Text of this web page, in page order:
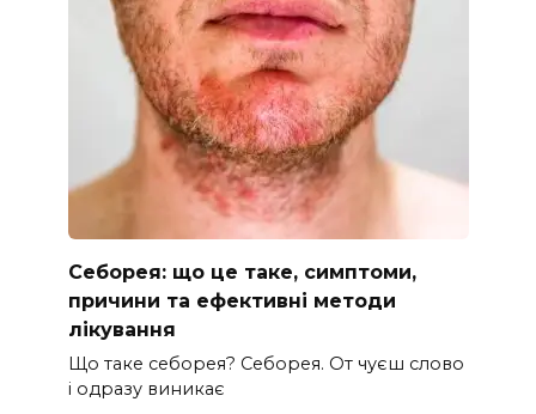
Себорея: що це таке, симптоми,
причини та ефективні методи
лікування
Що таке себорея? Себорея. От чуєш слово
і одразу виникає